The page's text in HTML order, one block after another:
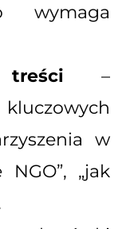
wymaga
–
w
NGO”, „jak